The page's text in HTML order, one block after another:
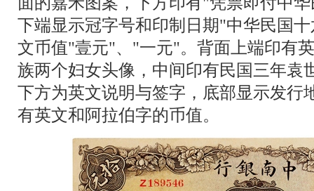
下端显示冠字号和印制日期"中华民国
文币值"壹元"、"一元"。背面上端印有
族两个妇女头像，中间印有民国三年袁
下方为英文说明与签字，底部显示发行
有英文和阿拉伯字的币值。